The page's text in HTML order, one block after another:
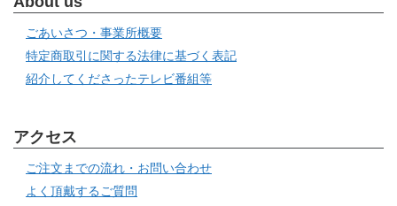
ごあいさつ・事業所概要
特定商取引に関する法律に基づく表記
紹介してくださったテレビ番組等
アクセス
ご注文までの流れ・お問い合わせ
よく頂戴するご質問